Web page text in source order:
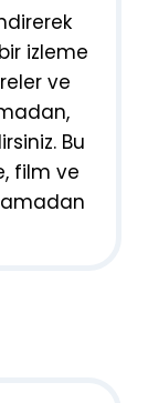
izleme
ve
Bu
film ve